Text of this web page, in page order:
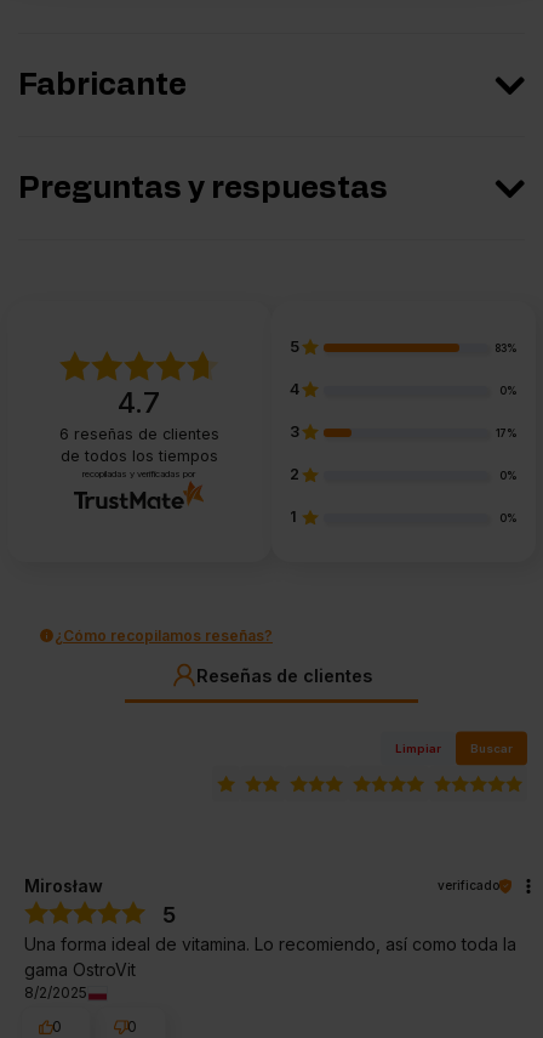
Fabricante
Preguntas y respuestas
4.7
6 reseñas de clientes
de todos los tiempos
recopiladas y verificadas por
5 83%
4 0%
3 17%
2 0%
1 0%
¿Cómo recopilamos reseñas?
Reseñas de clientes
Limpiar Buscar
Mirosław verificado
5
Una forma ideal de vitamina. Lo recomiendo, así como toda la
gama OstroVit
8/2/2025
0
0